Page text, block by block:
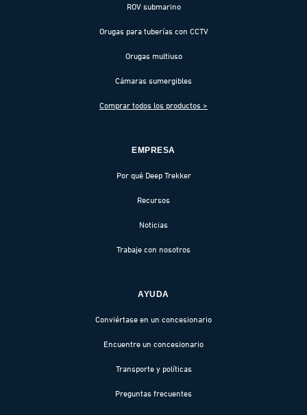
ROV submarino
Orugas para tuberías con CCTV
Orugas multiuso
Cámaras sumergibles
Comprar todos los productos >
EMPRESA
Por qué Deep Trekker
Recursos
Noticias
Trabaje con nosotros
AYUDA
Conviértase en un concesionario
Encuentre un concesionario
Transporte y políticas
Preguntas frecuentes